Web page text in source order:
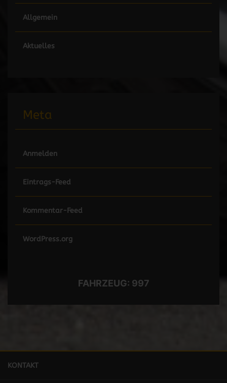
Allgemein
Aktuelles
Meta
Anmelden
Eintrags-Feed
Kommentar-Feed
WordPress.org
FAHRZEUG: 997
KONTAKT